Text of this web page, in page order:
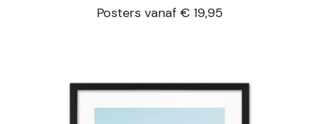
Posters vanaf € 19,95